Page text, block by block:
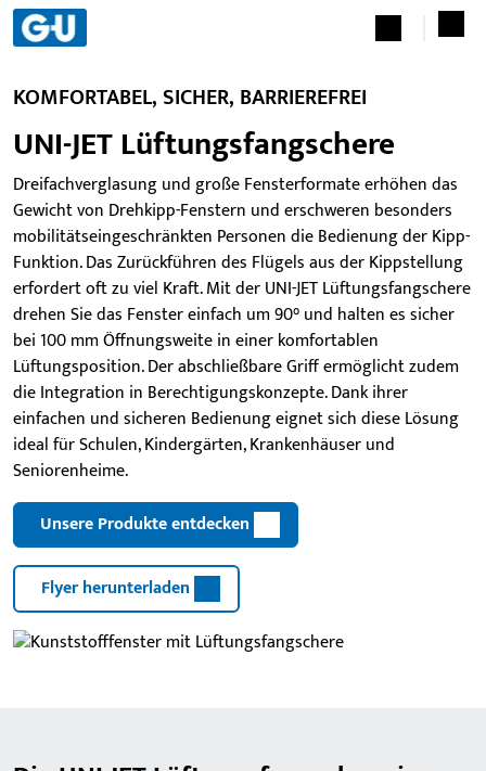
KOMFORTABEL, SICHER, BARRIEREFREI
UNI-JET Lüftungsfangschere
Dreifachverglasung und große Fensterformate erhöhen das
Gewicht von Drehkipp-Fenstern und erschweren besonders
mobilitätseingeschränkten Personen die Bedienung der Kipp-
Funktion. Das Zurückführen des Flügels aus der Kippstellung
erfordert oft zu viel Kraft. Mit der UNI-JET Lüftungsfangschere
drehen Sie das Fenster einfach um 90° und halten es sicher
bei 100 mm Öffnungsweite in einer komfortablen
Lüftungsposition. Der abschließbare Griff ermöglicht zudem
die Integration in Berechtigungskonzepte. Dank ihrer
einfachen und sicheren Bedienung eignet sich diese Lösung
ideal für Schulen, Kindergärten, Krankenhäuser und
Seniorenheime.
Unsere Produkte entdecken
Flyer herunterladen